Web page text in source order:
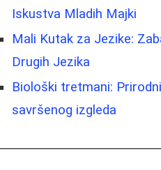
Iskustva Mladih Majki
Mali Kutak za Jezike:
Drugih Jezika
Biološki tretmani:
savršenog izgleda